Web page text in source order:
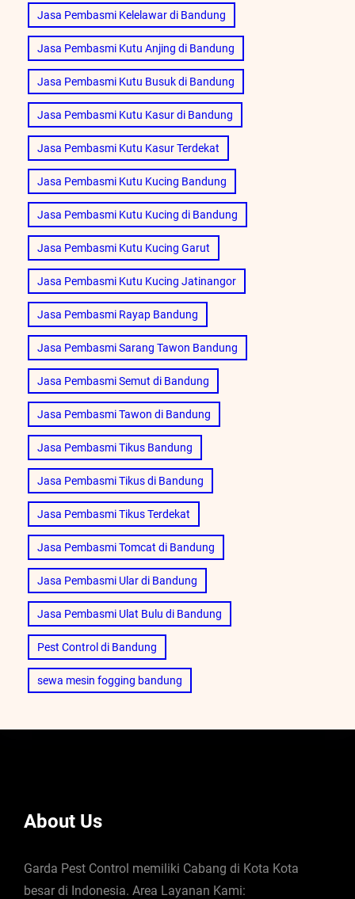
Jasa Pembasmi Kelelawar di Bandung
Jasa Pembasmi Kutu Anjing di Bandung
Jasa Pembasmi Kutu Busuk di Bandung
Jasa Pembasmi Kutu Kasur di Bandung
Jasa Pembasmi Kutu Kasur Terdekat
Jasa Pembasmi Kutu Kucing Bandung
Jasa Pembasmi Kutu Kucing di Bandung
Jasa Pembasmi Kutu Kucing Garut
Jasa Pembasmi Kutu Kucing Jatinangor
Jasa Pembasmi Rayap Bandung
Jasa Pembasmi Sarang Tawon Bandung
Jasa Pembasmi Semut di Bandung
Jasa Pembasmi Tawon di Bandung
Jasa Pembasmi Tikus Bandung
Jasa Pembasmi Tikus di Bandung
Jasa Pembasmi Tikus Terdekat
Jasa Pembasmi Tomcat di Bandung
Jasa Pembasmi Ular di Bandung
Jasa Pembasmi Ulat Bulu di Bandung
Pest Control di Bandung
sewa mesin fogging bandung
About Us
Garda Pest Control memiliki Cabang di Kota Kota
besar di Indonesia. Area Layanan Kami: